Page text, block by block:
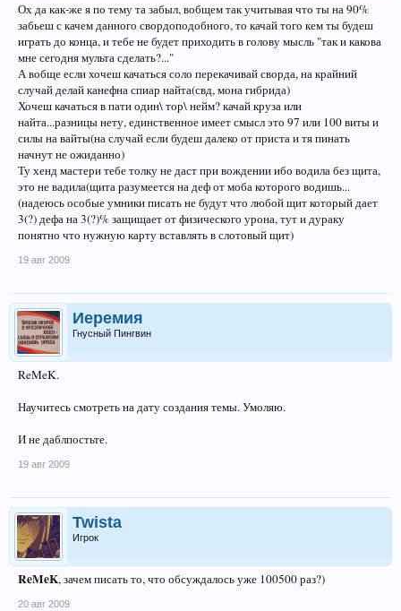
Ох да как-же я по тему та забыл, вобщем так учитывая что ты на 90%
забьеш с качем данного свордоподобного, то качай того кем ты будеш
играть до конца, и тебе не будет приходить в голову мысль "так и какова
мне сегодня мульта сделать?..."
А вобще если хочеш качаться соло перекачивай сворда, на крайний
случай делай канефна спиар найта(свд, мона гибрида)
Хочеш качаться в пати один\ тор\ нейм? качай круза или
найта...разницы нету, единственное имеет смысл это 97 или 100 виты и
силы на вайты(на случай если будеш далеко от приста и тя пинать
начнут не ожиданно)
Ту хенд мастери тебе толку не даст при вождении ибо водила без щита,
это не вадила(щита разумеется на деф от моба которого водишь...
(надеюсь особые умники писать не будут что любой щит который дает
3(?) дефа на 3(?)% защищает от физического урона, тут и дураку
понятно что нужную карту вставлять в слотовый щит)
19 авг 2009
Иеремия
Гнусный Пингвин
ReMeK.
Научитесь смотреть на дату создания темы. Умоляю.
И не даблпостьте.
19 авг 2009
Twista
Игрок
ReMeK, зачем писать то, что обсуждалось уже 100500 раз?)
20 авг 2009